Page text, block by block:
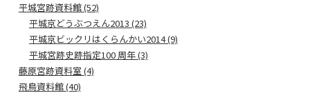
平城宮跡資料館 (52)
平城京どうぶつえん2013 (23)
平城京ビックリはくらんかい2014 (9)
平城宮跡史跡指定100 周年 (3)
藤原宮跡資料室 (4)
飛鳥資料館 (40)